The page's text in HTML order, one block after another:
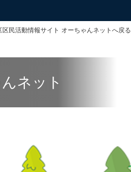
区民活動情報サイト オーちゃんネットへ戻る
ネット